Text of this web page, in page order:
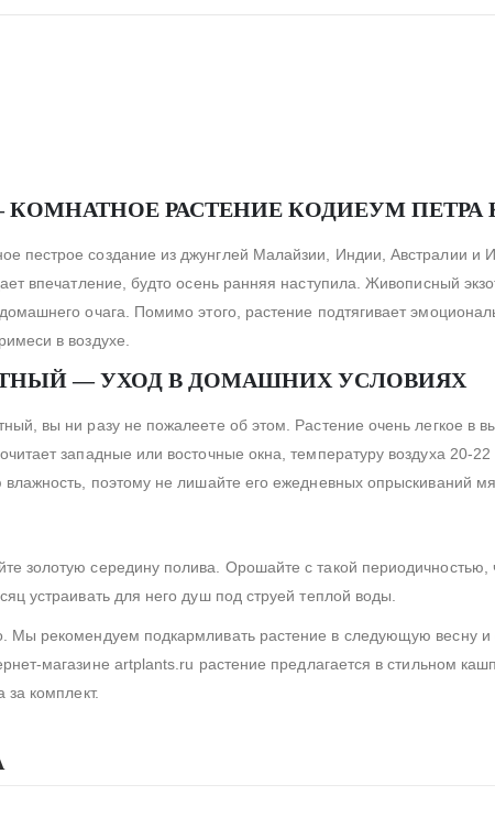
РАСТЕНИЕ КОДИЕУМ
пестрое создание из джунглей Малайзии, Индии, Австралии и
впечатление, будто осень ранняя наступила. Живописный
очага. Помимо этого, растение подтягивает
в воздухе.
— УХОД В ДОМАШНИХ УСЛОВИЯХ
вы ни разу не пожалеете об этом. Растение очень легкое в
западные или восточные окна, температуру воздуха 20-
поэтому не лишайте его ежедневных опрыскиваний
золотую середину полива. Орошайте с такой
устраивать для него душ под струей теплой воды.
Мы рекомендуем подкармливать растение в следующую весну
магазине artplants.ru растение предлагается в стильном
комплект.